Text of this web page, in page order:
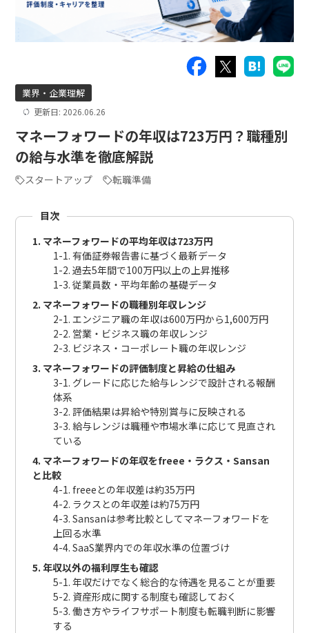
業界・企業理解
更新日: 2026.06.26
マネーフォワードの年収は723万円？職種別
の給与水準を徹底解説
スタートアップ 転職準備
目次
1. マネーフォワードの平均年収は723万円
1-1. 有価証券報告書に基づく最新データ
1-2. 過去5年間で100万円以上の上昇推移
1-3. 従業員数・平均年齢の基礎データ
2. マネーフォワードの職種別年収レンジ
2-1. エンジニア職の年収は600万円から1,600万円
2-2. 営業・ビジネス職の年収レンジ
2-3. ビジネス・コーポレート職の年収レンジ
3. マネーフォワードの評価制度と昇給の仕組み
3-1. グレードに応じた給与レンジで設計される報酬
体系
3-2. 評価結果は昇給や特別賞与に反映される
3-3. 給与レンジは職種や市場水準に応じて見直され
ている
4. マネーフォワードの年収をfreee・ラクス・Sansan
と比較
4-1. freeeとの年収差は約35万円
4-2. ラクスとの年収差は約75万円
4-3. Sansanは参考比較としてマネーフォワードを
上回る水準
4-4. SaaS業界内での年収水準の位置づけ
5. 年収以外の福利厚生も確認
5-1. 年収だけでなく総合的な待遇を見ることが重要
5-2. 資産形成に関する制度も確認しておく
5-3. 働き方やライフサポート制度も転職判断に影響
する